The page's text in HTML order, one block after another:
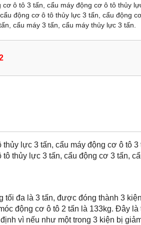
ô tô 3 tấn, cẩu máy động cơ ô tô thủy
động cơ ô tô thủy lực 3 tấn, cẩu động
cẩu máy 3 tấn, cẩu máy thủy lực 3 tấn.
lực 3 tấn, cẩu máy động cơ ô tô 3
thủy lực 3 tấn, cẩu động cơ 3 tấn,
tối đa là 3 tấn, được đóng thành 3
động cơ ô tô 2 tấn là 133kg. Đây là
vì nếu như một trong 3 kiện bị